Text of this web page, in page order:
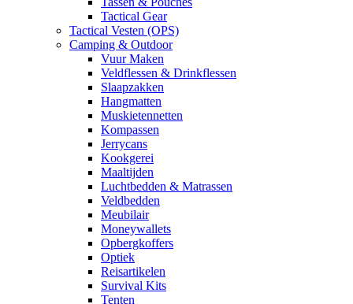
Tactical Gear
Tactical Vesten (OPS)
Camping & Outdoor
Vuur Maken
Veldflessen & Drinkflessen
Slaapzakken
Hangmatten
Muskietennetten
Kompassen
Jerrycans
Kookgerei
Maaltijden
Luchtbedden & Matrassen
Veldbedden
Meubilair
Moneywallets
Opbergkoffers
Optiek
Reisartikelen
Survival Kits
Tenten